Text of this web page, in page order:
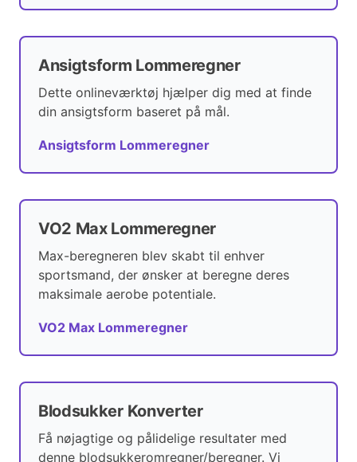
Ansigtsform Lommeregner
Dette onlineværktøj hjælper dig med at finde
din ansigtsform baseret på mål.
Ansigtsform Lommeregner
VO2 Max Lommeregner
Max-beregneren blev skabt til enhver
sportsmand, der ønsker at beregne deres
maksimale aerobe potentiale.
VO2 Max Lommeregner
Blodsukker Konverter
Få nøjagtige og pålidelige resultater med
denne blodsukkeromregner/beregner. Vi